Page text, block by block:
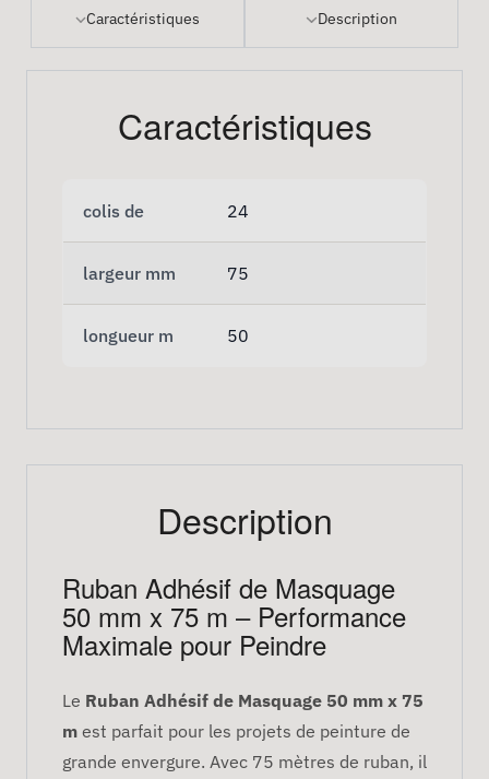
Caractéristiques Description
Caractéristiques
colis de 24
largeur mm 75
longueur m 50
Description
Ruban Adhésif de Masquage
50 mm x 75 m – Performance
Maximale pour Peindre
Le Ruban Adhésif de Masquage 50 mm x 75
m est parfait pour les projets de peinture de
grande envergure. Avec 75 mètres de ruban, il